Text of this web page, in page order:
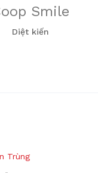
Smile
Diệt kiến
Trùng